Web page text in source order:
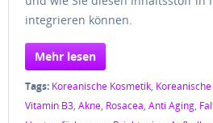
integrieren können.
Mehr lesen
Tags: Koreanische Kosmetik,
Vitamin B3, Akne, Rosacea, Anti Aging,